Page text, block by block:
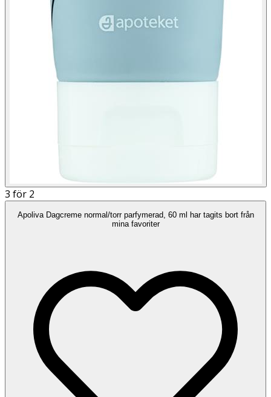
3 för 2
Apoliva Dagcreme normal/torr parfymerad, 60 ml har tagits bort från
mina favoriter